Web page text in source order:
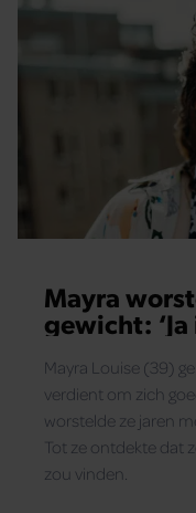
Mayra
gewicht:
Mayra Louise (39)
verdient om zich
worstelde ze jaren
Tot ze ontdekte dat
zou vinden.